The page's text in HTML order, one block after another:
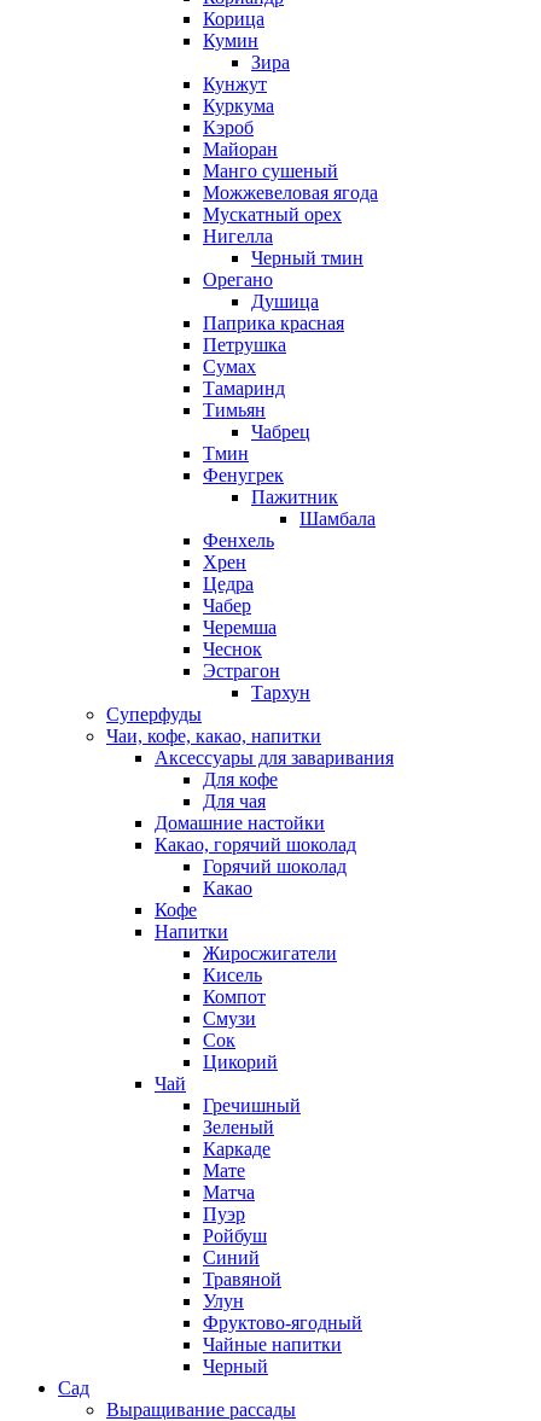
Корица
Кумин
Зира
Кунжут
Куркума
Кэроб
Майоран
Манго сушеный
Можжевеловая ягода
Мускатный орех
Нигелла
Черный тмин
Орегано
Душица
Паприка красная
Петрушка
Сумах
Тамаринд
Тимьян
Чабрец
Тмин
Фенугрек
Пажитник
Шамбала
Фенхель
Хрен
Цедра
Чабер
Черемша
Чеснок
Эстрагон
Тархун
Суперфуды
Чаи, кофе, какао, напитки
Аксессуары для заваривания
Для кофе
Для чая
Домашние настойки
Какао, горячий шоколад
Горячий шоколад
Какао
Кофе
Напитки
Жиросжигатели
Кисель
Компот
Смузи
Сок
Цикорий
Чай
Гречишный
Зеленый
Каркаде
Мате
Матча
Пуэр
Ройбуш
Синий
Травяной
Улун
Фруктово-ягодный
Чайные напитки
Черный
Сад
Выращивание рассады